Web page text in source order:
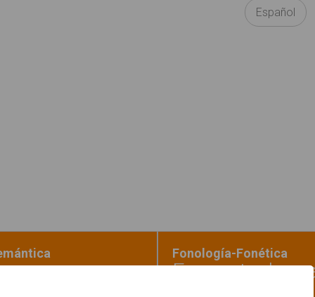
Español
Fonología-Fonética
Encuentra la